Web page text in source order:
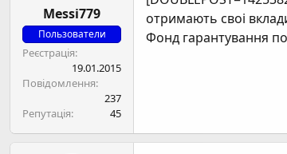
Messi779
Пользователи
Реєстрація
19.01.2015
Повідомлення
237
Репутація
45
отримають своі
Фонд гарантування